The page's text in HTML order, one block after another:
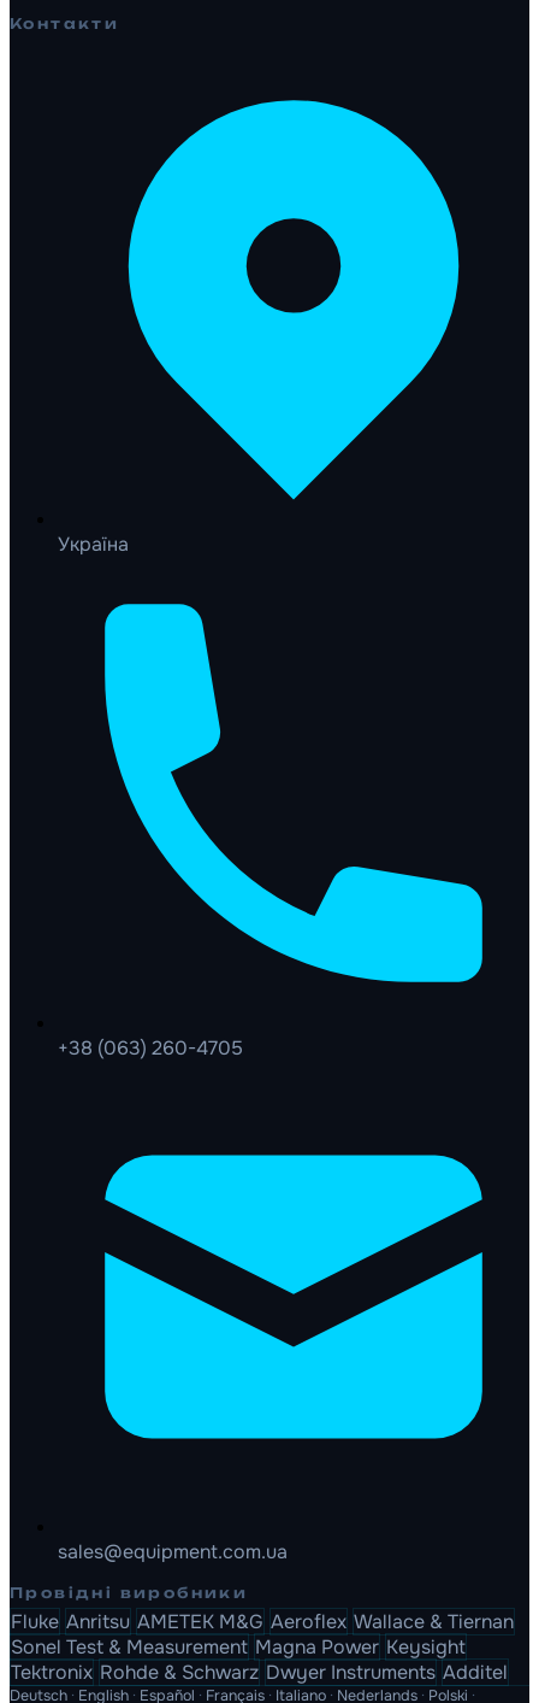
Контакти
Україна
+38 (063) 260-4705
sales@equipment.com.ua
Провідні виробники
Fluke Anritsu AMETEK M&G Aeroflex Wallace & Tiernan
Sonel Test & Measurement Magna Power Keysight
Tektronix Rohde & Schwarz Dwyer Instruments Additel
Deutsch · English · Español · Français · Italiano · Nederlands · Polski ·